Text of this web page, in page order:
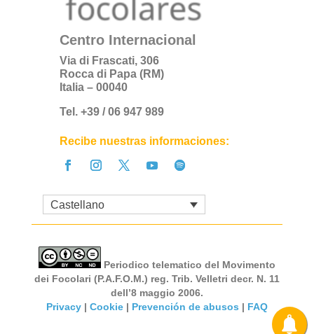
Centro Internacional
Via di Frascati, 306
Rocca di Papa (RM)
Italia – 00040
Tel. +39 / 06 947 989
Recibe nuestras informaciones:
Castellano
Periodico telematico del Movimento
dei Focolari (P.A.F.O.M.) reg. Trib. Velletri decr. N. 11
dell’8 maggio 2006.
Privacy| Cookie| Prevención de abusos | FAQ